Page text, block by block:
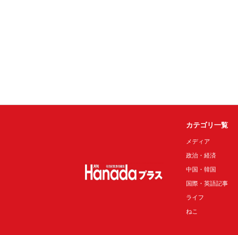
カテゴリ一覧
メディア
政治・経済
中国・韓国
国際・英語記事
ライフ
ねこ